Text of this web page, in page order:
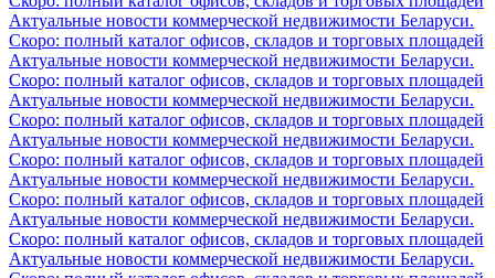
Актуальные новости коммерческой недвижимости Беларуси.
Скоро: полный каталог офисов, складов и торговых площадей
Актуальные новости коммерческой недвижимости Беларуси.
Скоро: полный каталог офисов, складов и торговых площадей
Актуальные новости коммерческой недвижимости Беларуси.
Скоро: полный каталог офисов, складов и торговых площадей
Актуальные новости коммерческой недвижимости Беларуси.
Скоро: полный каталог офисов, складов и торговых площадей
Актуальные новости коммерческой недвижимости Беларуси.
Скоро: полный каталог офисов, складов и торговых площадей
Актуальные новости коммерческой недвижимости Беларуси.
Скоро: полный каталог офисов, складов и торговых площадей
Актуальные новости коммерческой недвижимости Беларуси.